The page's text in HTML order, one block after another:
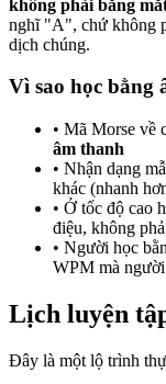
không phải bằng
nghĩ "A", chứ không
dịch chúng.
Vì sao học bằng
• Mã Morse về
âm thanh
• Nhận dạng
khác (nhanh
• Ở tốc độ cao
điệu, không
• Người học
WPM mà người
Lịch luyện
Đây là một lộ trình